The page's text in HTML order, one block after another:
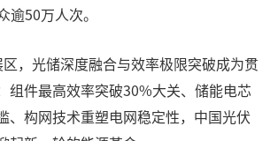
50万人次。
，光储深度融合与效率极限突破成为贯
组件最高效率突破30%大关、储能电芯
、构网技术重塑电网稳定性，中国光伏